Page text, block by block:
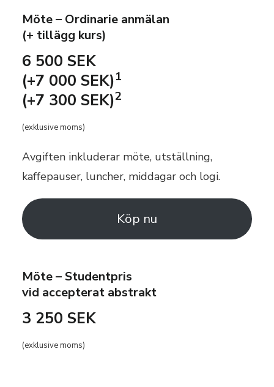
Möte – Ordinarie anmälan
(+ tillägg kurs)
6 500 SEK
(+7 000 SEK)1
(+7 300 SEK)2
(exklusive moms)
Avgiften inkluderar möte, utställning,
kaffepauser, luncher, middagar och logi.
Köp nu
Möte – Studentpris
vid accepterat abstrakt
3 250 SEK
(exklusive moms)